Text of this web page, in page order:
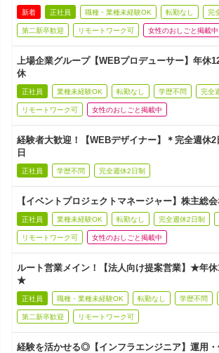
新着 正社員 職種・業種未経験OK 転勤なし 完
第二新卒歓迎 リモートワーク可 女性のおしごと掲載中
上場企業グループ【WEBプロデューサー】年休
休
正社員 業種未経験OK 転勤なし 学歴不問 完全
リモートワーク可 女性のおしごと掲載中
経験者大歓迎！【WEBデザイナー】＊完全週休2
日
正社員 学歴不問 完全週休2日制
【イベントプロジェクトマネージャー】株主総
正社員 業種未経験OK 転勤なし 完全週休2日制
リモートワーク可 女性のおしごと掲載中
ルート営業メイン！【法人向け提案営業】★年
★
正社員 職種・業種未経験OK 転勤なし 学歴不問
第二新卒歓迎 リモートワーク可
経験を活かせる◎【インフラエンジニア】運用